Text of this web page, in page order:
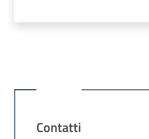
Contatti